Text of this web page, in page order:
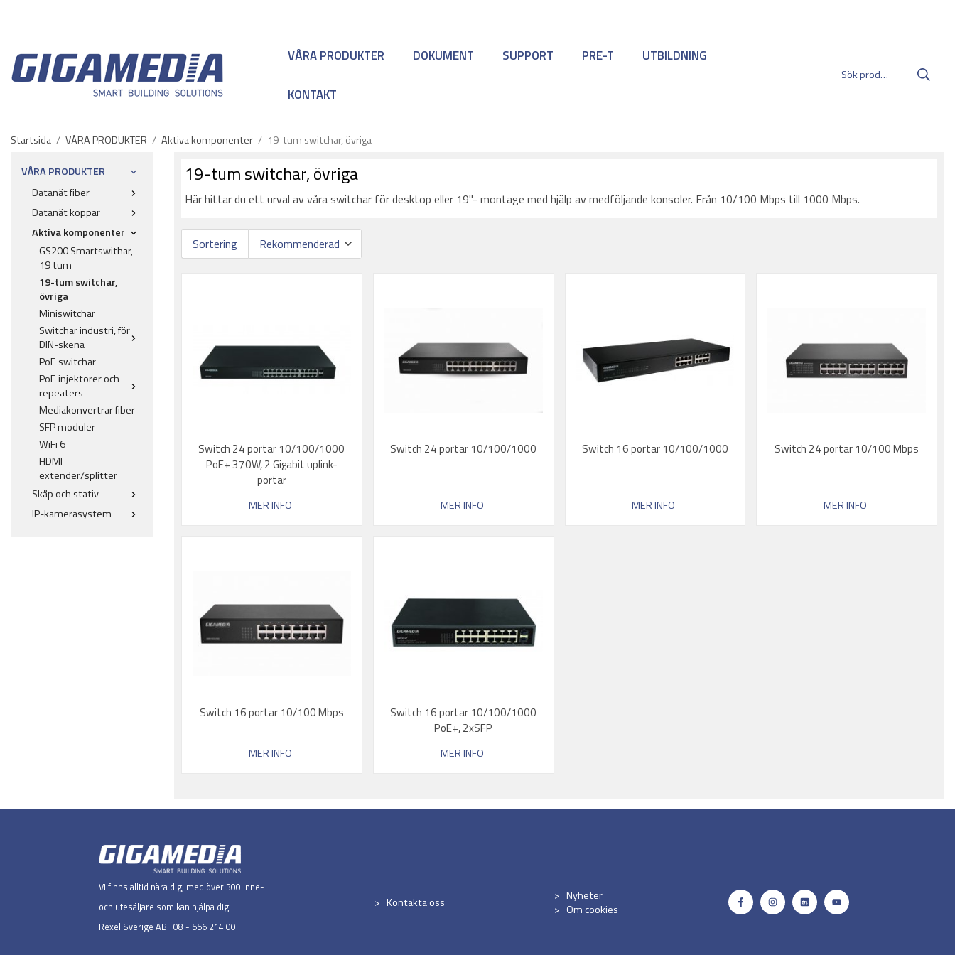
VÅRA PRODUKTER DOKUMENT SUPPORT PRE-T UTBILDNING
KONTAKT
Startsida / VÅRA PRODUKTER / Aktiva komponenter / 19-tum switchar, övriga
VÅRA PRODUKTER
Datanät fiber
Datanät koppar
Aktiva komponenter
GS200 Smartswithar,
19 tum
19-tum switchar,
övriga
Miniswitchar
Switchar industri, för
DIN-skena
PoE switchar
PoE injektorer och
repeaters
Mediakonvertrar fiber
SFP moduler
WiFi 6
HDMI
extender/splitter
Skåp och stativ
IP-kamerasystem
19-tum switchar, övriga
Här hittar du ett urval av våra switchar för desktop eller 19"- montage med hjälp av medföljande konsoler. Från 10/100 Mbps till 1000 Mbps.
Sortering
Switch 24 portar 10/100/1000
PoE+ 370W, 2 Gigabit uplink-
portar
MER INFO
Switch 24 portar 10/100/1000
MER INFO
Switch 16 portar 10/100/1000
MER INFO
Switch 24 portar 10/100 Mbps
MER INFO
Switch 16 portar 10/100 Mbps
MER INFO
Switch 16 portar 10/100/1000
PoE+, 2xSFP
MER INFO
Vi finns alltid nära dig, med över 300 inne-
och utesäljare som kan hjälpa dig.
Rexel Sverige AB 08 - 556 214 00
Kontakta oss
Nyheter
Om cookies